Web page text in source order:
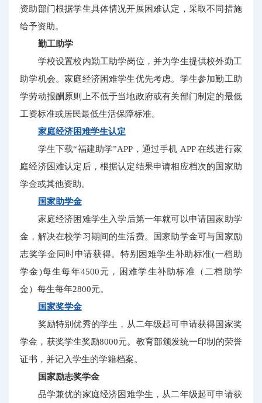
资助部门根据学生具体情况开展困难认定，采取不同措施
给予资助。
勤工助学
学校设置校内勤工助学岗位，并为学生提供校外勤工
助学机会。家庭经济困难学生优先考虑。学生参加勤工助
学劳动报酬原则上不低于当地政府或有关部门制定的最低
工资标准或居民最低生活保障标准。
家庭经济困难学生认定
学生下载“福建助学”APP，通过手机 APP 在线进行家
庭经济困难认定后，根据认定结果申请相应档次的国家助
学金或其他资助。
国家助学金
家庭经济困难学生入学后第一年就可以申请国家助学
金，解决在校学习期间的生活费。国家助学金可与国家励
志奖学金同时申请获得。特别困难学生补助标准(一档助
学金)每生每年4500元，困难学生补助标准（二档助学
金）每生每年2800元。
国家奖学金
奖励特别优秀的学生，从二年级起可申请获得国家奖
学金，获奖学生奖励8000元。教育部颁发统一印制的荣誉
证书，并记入学生的学籍档案。
国家励志奖学金
品学兼优的家庭经济困难学生，从二年级起可申请获